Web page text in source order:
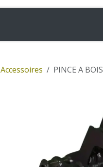
Accessoires PINCE A BOIS